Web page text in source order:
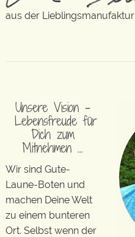
aus der Lieblingsmanufaktur
Unsere Vision –
Lebensfreude für
Dich zum
Mitnehmen …
Wir sind Gute-
Laune-Boten und
machen Deine Welt
zu einem bunteren
Ort. Selbst wenn der